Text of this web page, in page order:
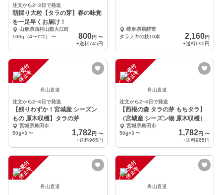
注文から2~3日で発送
朝採り大粒【タラの芽】春の味覚
を一足早くお届け！
山形県西村山郡大江町
100g（4〜7コ）
〜 800円 〜
+送料745円
岐阜県飛騨市
タラノキの枝10本
2,160円
+送料690円
注
文
受
付
停
止
中
舟山直道
注文から2~4日で発送
【残りわずか！宮城産 シーズン
もの 原木収穫】タラの芽
宮城県角田市
50g×3 〜 1,782円 〜
+送料965円
注
文
受
付
停
止
中
舟山直道
注文から2~4日で発送
【西根の森 タラの芽 もちタラ】
（宮城産 シーズン物 原木収穫）
宮城県角田市
50g×3 〜 1,782円 〜
+送料965円
注
文
受
付
停
止
中
舟山直道
注
文
受
付
停
止
中
舟山直道